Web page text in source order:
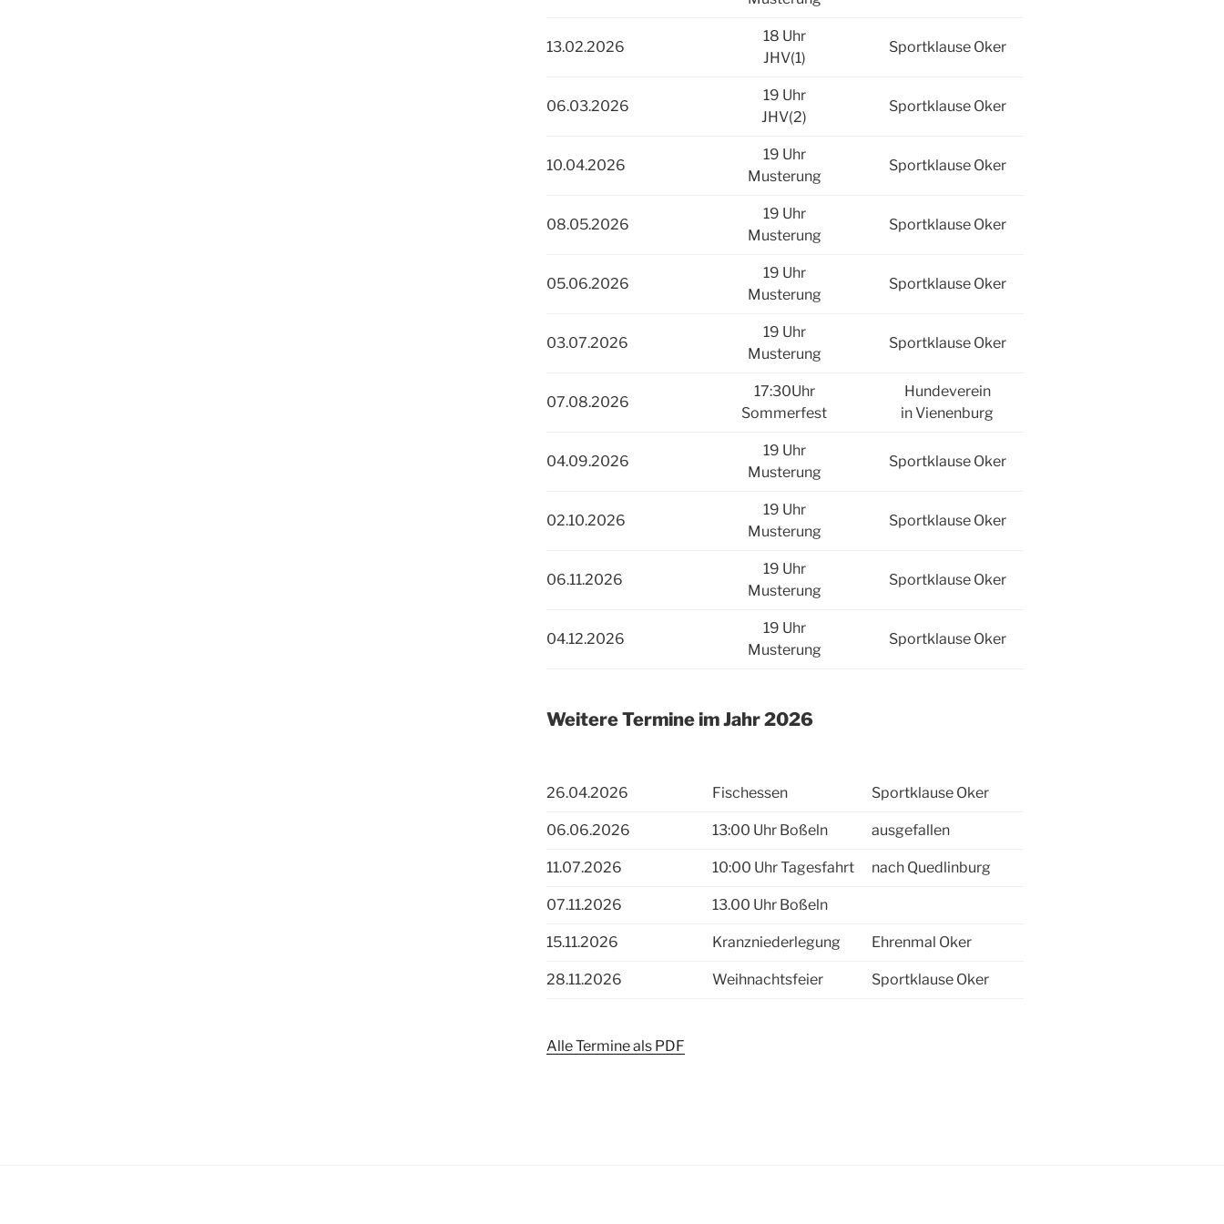
13.02.2026
18 Uhr
JHV(1)
Sportklause Oker
06.03.2026
19 Uhr
JHV(2)
Sportklause Oker
10.04.2026
19 Uhr
Musterung
Sportklause Oker
08.05.2026
19 Uhr
Musterung
Sportklause Oker
05.06.2026
19 Uhr
Musterung
Sportklause Oker
03.07.2026
19 Uhr
Musterung
Sportklause Oker
07.08.2026
17:30Uhr
Sommerfest
Hundeverein
in Vienenburg
04.09.2026
19 Uhr
Musterung
Sportklause Oker
02.10.2026
19 Uhr
Musterung
Sportklause Oker
06.11.2026
19 Uhr
Musterung
Sportklause Oker
04.12.2026
19 Uhr
Musterung
Sportklause Oker
Weitere Termine im Jahr 2026
26.04.2026 Fischessen Sportklause Oker
06.06.2026 13:00 Uhr Boßeln ausgefallen
11.07.2026 10:00 Uhr Tagesfahrt nach Quedlinburg
07.11.2026 13.00 Uhr Boßeln
15.11.2026 Kranzniederlegung Ehrenmal Oker
28.11.2026 Weihnachtsfeier Sportklause Oker
Alle Termine als PDF